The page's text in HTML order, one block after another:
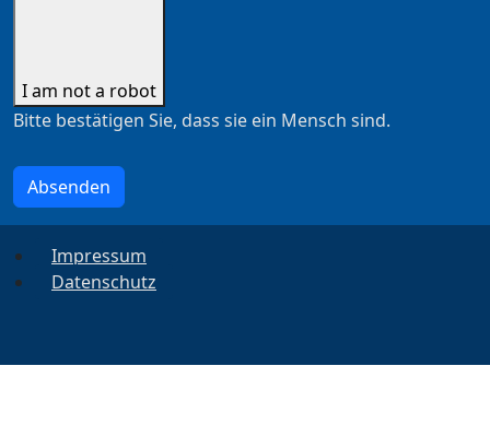
I am not a robot
Bitte bestätigen Sie, dass sie ein Mensch sind.
Absenden
Impressum
Datenschutz